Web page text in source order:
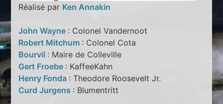
Réalisé par Ken Annakin
John Wayne : Colonel Vandernoot
Robert Mitchum : Colonel Cota
Bourvil : Maire de Colleville
Gert Froebe : KaffeeKahn
Henry Fonda : Theodore Roosevelt Jr.
Curd Jurgens : Blumentritt